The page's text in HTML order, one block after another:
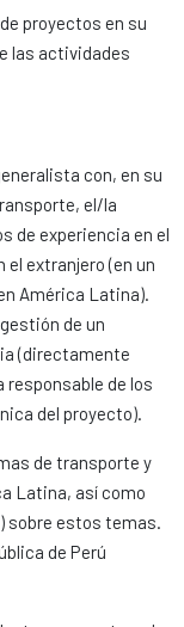
proyectos en su
las actividades
con, en su
el/la
de experiencia en el
extranjero (en un
América Latina).
de un
(directamente
responsable de los
del proyecto).
de transporte y
Latina, así como
sobre estos temas.
de Perú